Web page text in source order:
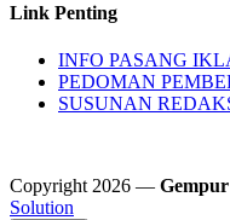
Link Penting
INFO PASANG
PEDOMAN
SUSUNAN
Copyright 2026 —
Solution